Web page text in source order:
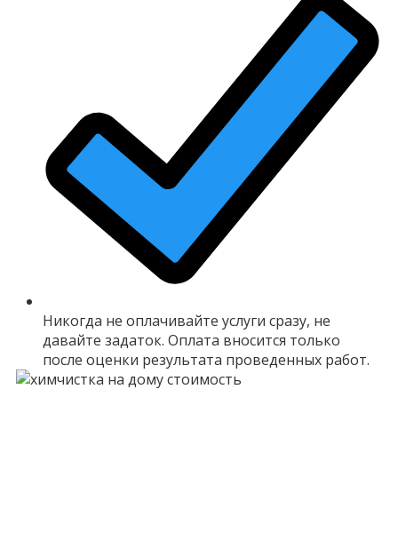
Никогда не оплачивайте услуги сразу, не
давайте задаток. Оплата вносится только
после оценки результата проведенных работ.